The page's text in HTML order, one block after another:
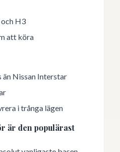
H3
att köra
Nissan Interstar
i trånga lägen
är den populärast